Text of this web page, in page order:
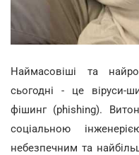
Наймасовіші та
сьогодні - це віруси-
фішинг (phishing).
соціальною
небезпечним та